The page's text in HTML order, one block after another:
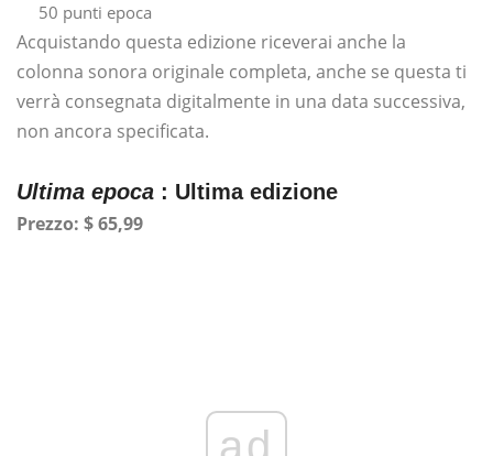
50 punti epoca
Acquistando questa edizione riceverai anche la
colonna sonora originale completa, anche se questa ti
verrà consegnata digitalmente in una data successiva,
non ancora specificata.
Ultima epoca : Ultima edizione
Prezzo: $ 65,99
ad